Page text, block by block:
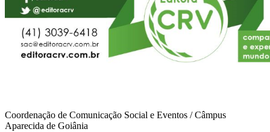
Coordenação de Comunicação Social e Eventos / Câmpus
Aparecida de Goiânia